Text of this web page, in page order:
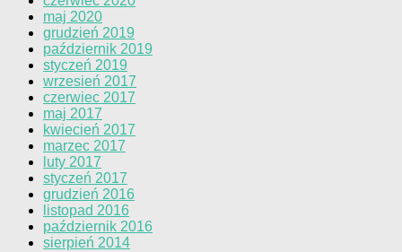
maj 2020
grudzień 2019
październik 2019
styczeń 2019
wrzesień 2017
czerwiec 2017
maj 2017
kwiecień 2017
marzec 2017
luty 2017
styczeń 2017
grudzień 2016
listopad 2016
październik 2016
sierpień 2014